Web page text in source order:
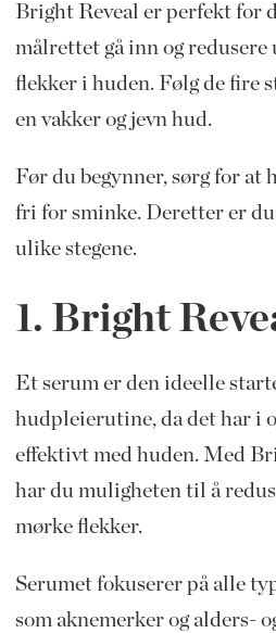
Bright Reveal er perfekt for
målrettet gå inn og redusere
flekker i huden. Følg de fire
en vakker og jevn hud.
Før du begynner, sørg for at
fri for sminke. Deretter er
ulike stegene.
1. Bright
Et serum er den ideelle
hudpleierutine, da det har i
effektivt med huden. Med
har du muligheten til å
mørke flekker.
Serumet fokuserer på alle
som aknemerker og alders-